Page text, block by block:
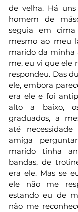
de velha. Há
homem de
seguia em
mesmo ao meu
marido da minha
me, eu vi que ele
respondeu. Das
ele, embora
era ele e foi
alto a baixo,
graduados, a
até
amiga
marido tinha
bandas, de
era ele. Mas se
ele não me
estando eu de
não me